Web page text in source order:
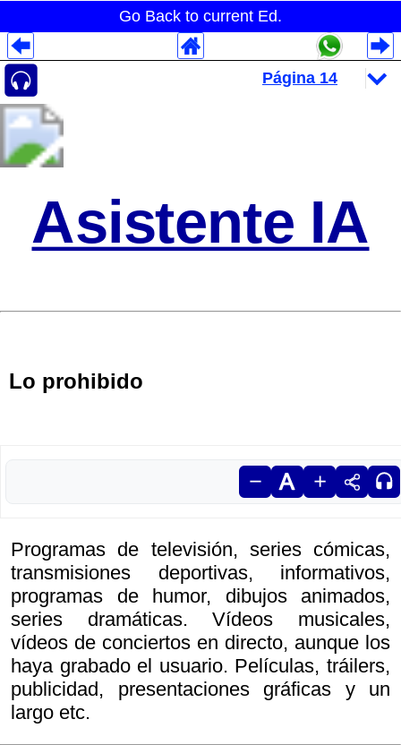
Go Back to current Ed.
Asistente IA
Lo prohibido
Programas de televisión, series cómicas,
transmisiones deportivas, informativos,
programas de humor, dibujos animados,
series dramáticas. Vídeos musicales,
vídeos de conciertos en directo, aunque los
haya grabado el usuario. Películas, tráilers,
publicidad, presentaciones gráficas y un
largo etc.
Despliegues Analytics
Despliegues Totales
Despliegues por Rubros